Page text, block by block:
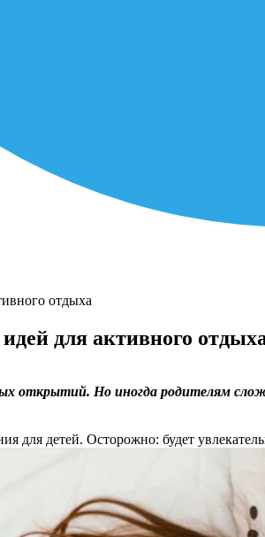
отдыха
для активного
открытий. Но иногда родителям
для детей. Осторожно: будет